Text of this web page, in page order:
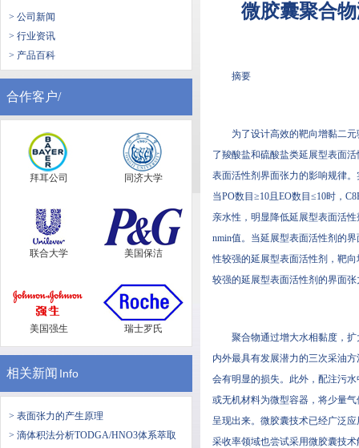
> 公司新闻
> 行业资讯
> 产品百科
合作客户/
拜耳公司 同济大学
联合大学 美国保洁
美国强生 瑞士罗氏
相关新闻 Info
> 表面张力的产生原理
> 滴体积法分析TODGA/HNO3体系萃取
微胶囊聚合
摘要
为了设计高效的靶向增黏二元
了羧酸盐和硫酸盐类延展型表面活
表面活性剂界面张力的影响规律
当PO数目≥10且EO数目≤10时，
亲水性，明显降低延展型表面活
nmin值。当延展型表面活性剂的
性较强的延展型表面活性剂，
较强的延展型表面活性剂的界面张力
聚合物通过增大水相黏度，
内外最具有发展潜力的三次采油方
会有明显的损失。此外，配
或无机材料为微型容器，将少
呈现出来。微胶囊技术已经广泛应
采收率领域也尝试采用微胶囊技术解